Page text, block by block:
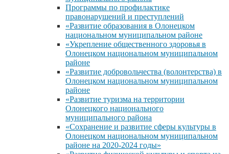
Программы по профилактике
правонарушений и преступлений
«Развитие образования в Олонецком
национальном муниципальном районе
«Укрепление общественного здоровья в
Олонецком национальном муниципальном
районе
«Развитие добровольчества (волонтерства) в
Олонецком национальном муниципальном
районе
«Развитие туризма на территории
Олонецкого национального
муниципального района
«Сохранение и развитие сферы культуры в
Олонецком национальном муниципальном
районе на 2020-2024 годы»